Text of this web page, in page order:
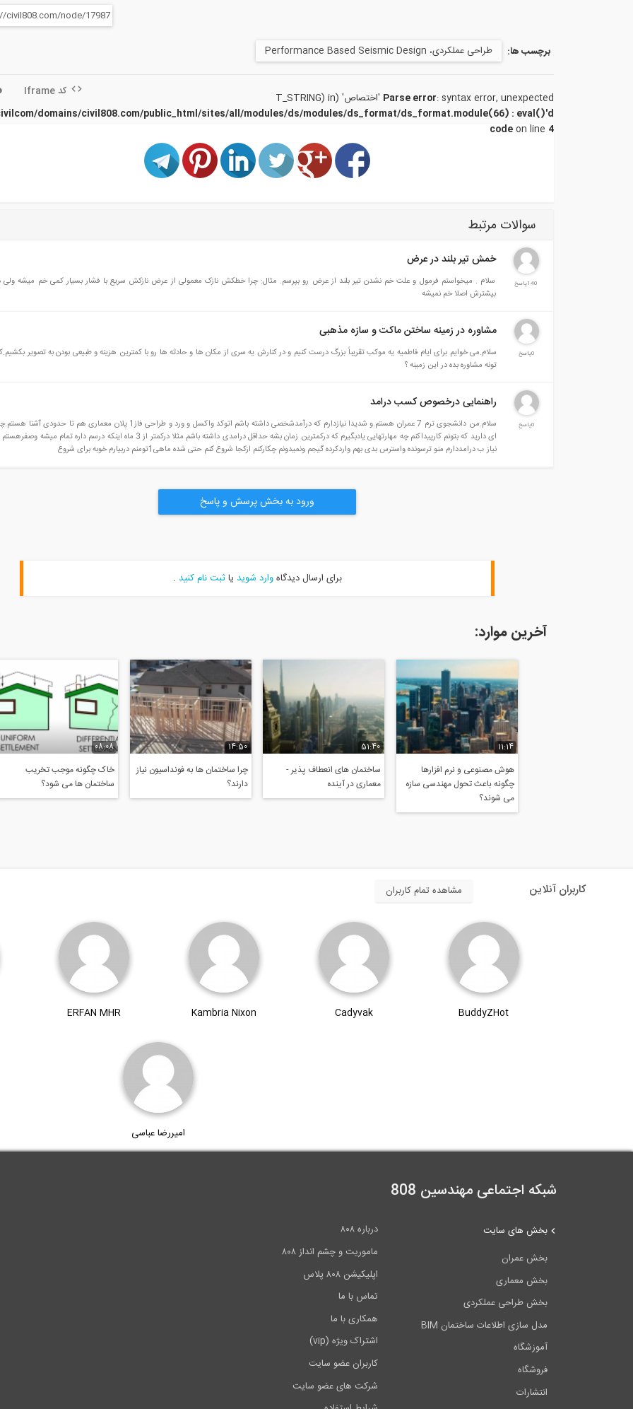
برچسب ها: طراحی عملکردی، Performance Based Seismic Design
Parse error : syntax error, unexpected 'اختصاص' (T_STRING) in
domains/civil808.com/public_html/sites/all/modules/ds/modules/ds_format/ds_format.module(66) : eval()'d
codeon line 4
کد Iframe
سوالات مرتبط
140پاسخ
خمش تیر بلند در عرض
سلام . میخواستم فرمول و علت خم نشدن تیر بلند از عرض رو بپرسم. مثال: چرا خطکش نازک معمولی از عرض نازکش سریع با فشار بسیار کمی خم میشه
بیشترش اصلا خم نمیشه
0پاسخ
مشاوره در زمینه ساختن ماکت و سازه مذهبی
سلام.می خوایم برای ایام فاطمیه یه موکب تقریباً بزرگ درست کنیم و در کنارش یه سری از مکان ها و حادثه ها رو با کمترین هزینه و طبیعی بودن به تصویر
تونه مشاوره بده در این زمینه ؟
0پاسخ
راهنمایی درخصوص کسب درامد
سلام.من دانشجوی ترم 7 عمران هستم.و شدیدا نیازدارم که درآمدشخصی داشته باشم اتوکد واکسل و ورد و طراحی فاز1 پلان معماری هم
ای دارید که بتونم کارپیداکنم چه مهارتهایی یادبگیرم که درکمترین زمان بشه حداقل درامدی داشته باشم مثلا درکمتر از 3 ماه اینکه درسم
نیاز ب درامددارم منو ترسونده واسترس بدی بهم واردکرده گیجم ونمیدونم چکارکنم ازکجا شروع کنم حتی شده ماهی1تومنم دربیارم خوبه برای شروع
ورود به بخش پرسش و پاسخ
برای ارسال دیدگاهوارد شوید یاثبت نام کنید .
آخرین موارد:
11:14
هوش مصنوعی و نرم افزارها
چگونه باعث تحول مهندسی سازه
می شوند؟
51:40
ساختمان های انعطاف پذیر -
معماری در آینده
14:50
چرا ساختمان ها به فونداسیون نیاز
دارند؟
08:08
خاک چگونه موجب تخریب
ساختمان ها می شود؟
کاربران آنلاین مشاهده تمام کاربران
BuddyZHot
Cadyvak
Kambria Nixon
ERFAN MHR
امیررضا عباسی
شبکه اجتماعی مهندسین 808
درباره ۸۰۸
ماموریت و چشم انداز ۸۰۸
اپلیکیشن ۸۰۸ پلاس
تماس با ما
همکاری با ما
اشتراک ویژه (vip)
کاربران عضو سایت
شرکت های عضو سایت
بخش های سایت
بخش عمران
بخش معماری
بخش طراحی عملکردی
مدل سازی اطلاعات ساختمان BIM
آموزشگاه
فروشگاه
انتشارات